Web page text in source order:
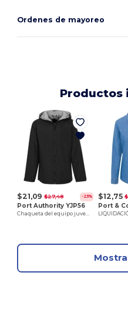
Ordenes de mayoreo
Productos
$21,09 $27,48 -23%
Port Authority YJP56
$12,75
Port &